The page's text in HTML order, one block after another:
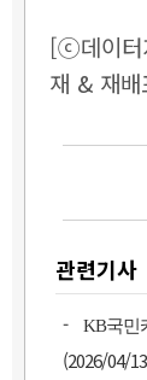
[ⓒ데이터
재 & 재
관련기사
- KB국
(2026/04/